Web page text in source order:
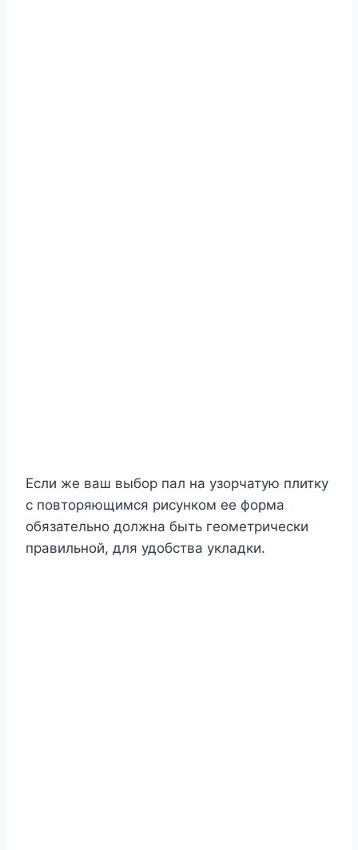
Если же ваш выбор пал на узорчатую плитку
с повторяющимся рисунком ее форма
обязательно должна быть геометрически
правильной, для удобства укладки.